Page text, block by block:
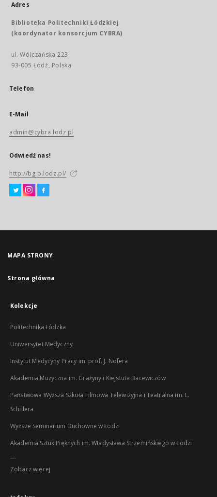
Adres
Biblioteka Politechniki Łódzkiej
(koordynator konsorcjum CYBRA)
ul. Wólczańska 223
93-005 Łódź, Polska
Telefon
E-Mail
admin@cybra.lodz.pl
Odwiedź nas!
http://bg.p.lodz.pl/
MAPA STRONY
Strona główna
Kolekcje
Politechnika Łódzka
Uniwersytet Medyczny
Instytut Medycyny Pracy im. prof. J. Nofera
Akademia Muzyczna im. Grażyny i Kiejstuta Bacewiczów
Państwowa Wyższa Szkoła Filmowa Telewizyjna i Teatralna im. L.
Schillera
Wyższe Seminarium Duchowne w Łodzi
Akademia Sztuk Pięknych im. Władysława Strzemińskiego w Łodzi
...
Zobacz więcej